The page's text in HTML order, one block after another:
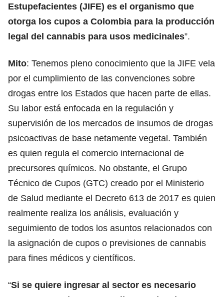
Estupefacientes (JIFE) es el organismo que
otorga los cupos a Colombia para la producción
legal del cannabis para usos medicinales”.
Mito: Tenemos pleno conocimiento que la JIFE vela
por el cumplimiento de las convenciones sobre
drogas entre los Estados que hacen parte de ellas.
Su labor está enfocada en la regulación y
supervisión de los mercados de insumos de drogas
psicoactivas de base netamente vegetal. También
es quien regula el comercio internacional de
precursores químicos. No obstante, el Grupo
Técnico de Cupos (GTC) creado por el Ministerio
de Salud mediante el Decreto 613 de 2017 es quien
realmente realiza los análisis, evaluación y
seguimiento de todos los asuntos relacionados con
la asignación de cupos o previsiones de cannabis
para fines médicos y científicos.
“Si se quiere ingresar al sector es necesario